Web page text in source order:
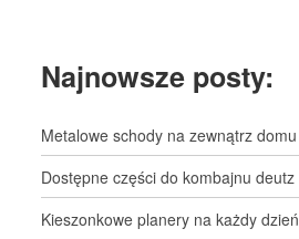
Najnowsze posty:
Metalowe schody na zewnątrz domu
Dostępne części do kombajnu deutz
Kieszonkowe planery na każdy dzień